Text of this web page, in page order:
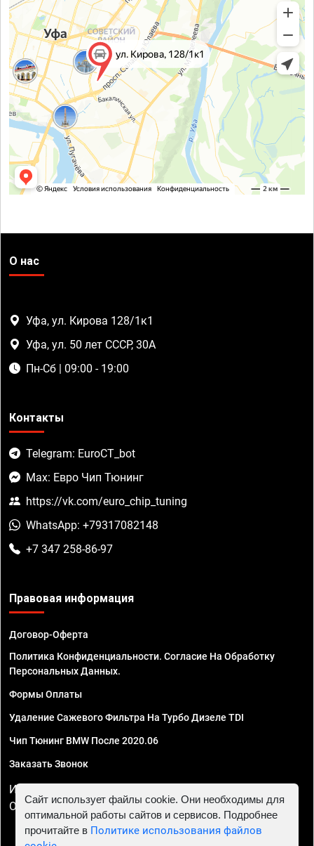
О нас
Уфа, ул. Кирова 128/1к1
Уфа, ул. 50 лет СССР, 30А
Пн-Сб | 09:00 - 19:00
Контакты
Telegram: EuroCT_bot
Max: Евро Чип Тюнинг
https://vk.com/euro_chip_tuning
WhatsApp: +79317082148
+7 347 258-86-97
Правовая информация
Договор-Оферта
Политика Конфиденциальности. Согласие На Обработку
Персональных Данных.
Формы Оплаты
Удаление Сажевого Фильтра На Турбо Дизеле TDI
Чип Тюнинг BMW После 2020.06
Заказать Звонок
ИП Смирнов Георгий Павлович. ИНН 781302555843,
ОГРНИП 324470400032610
Сайт использует файлы cookie. Они необходимы для
оптимальной работы сайтов и сервисов. Подробнее
прочитайте в Политике использования файлов